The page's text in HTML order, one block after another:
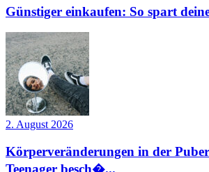
Günstiger einkaufen: So spart
2. August 2026
Körperveränderungen in der
Teenager besch�...